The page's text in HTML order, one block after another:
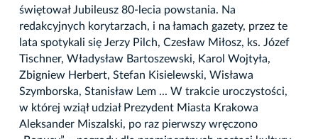
świętował Jubileusz 80-lecia powstania. Na
redakcyjnych korytarzach, i na łamach gazety, przez te
lata spotykali się Jerzy Pilch, Czesław Miłosz, ks. Józef
Tischner, Władysław Bartoszewski, Karol Wojtyła,
Zbigniew Herbert, Stefan Kisielewski, Wisława
Szymborska, Stanisław Lem ... W trakcie uroczystości,
w której wziął udział Prezydent Miasta Krakowa
Aleksander Miszalski, po raz pierwszy wręczono